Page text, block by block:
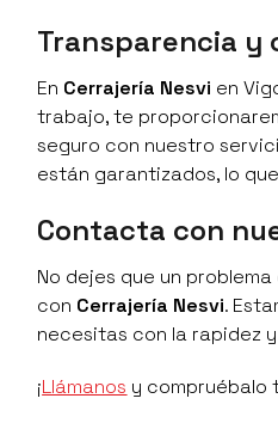
Transparencia y
En Cerrajería Nesvi en
trabajo, te
seguro con nuestro
están garantizados, lo
Contacta con
No dejes que un
con Cerrajería Nesvi.
necesitas con la rapidez
¡Llámanos y compruébalo